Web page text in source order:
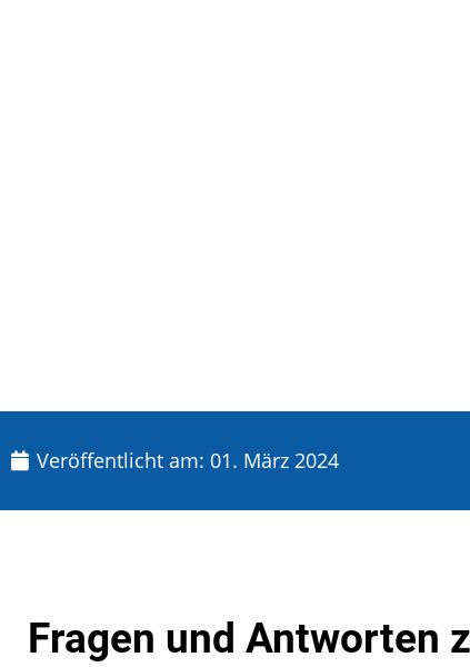
Veröffentlicht am: 01. März 2024
Fragen und Antworten